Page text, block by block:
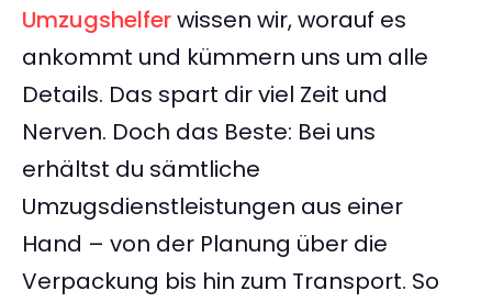
Umzugshelferwissen wir, worauf es
ankommt und kümmern uns um alle
Details. Das spart dir viel Zeit und
Nerven. Doch das Beste: Bei uns
erhältst du sämtliche
Umzugsdienstleistungen aus einer
Hand – von der Planung über die
Verpackung bis hin zum Transport. So